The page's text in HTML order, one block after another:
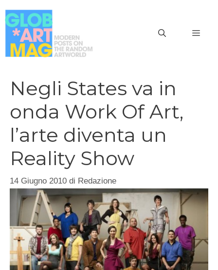
al
contenuto
Negli States va in
onda Work Of Art,
l’arte diventa un
Reality Show
14 Giugno 2010 di Redazione